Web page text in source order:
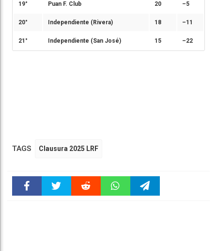
19° Puan F. Club 20 –5
20° Independiente (Rivera) 18 –11
21° Independiente (San José) 15 –22
TAGS Clausura 2025 LRF